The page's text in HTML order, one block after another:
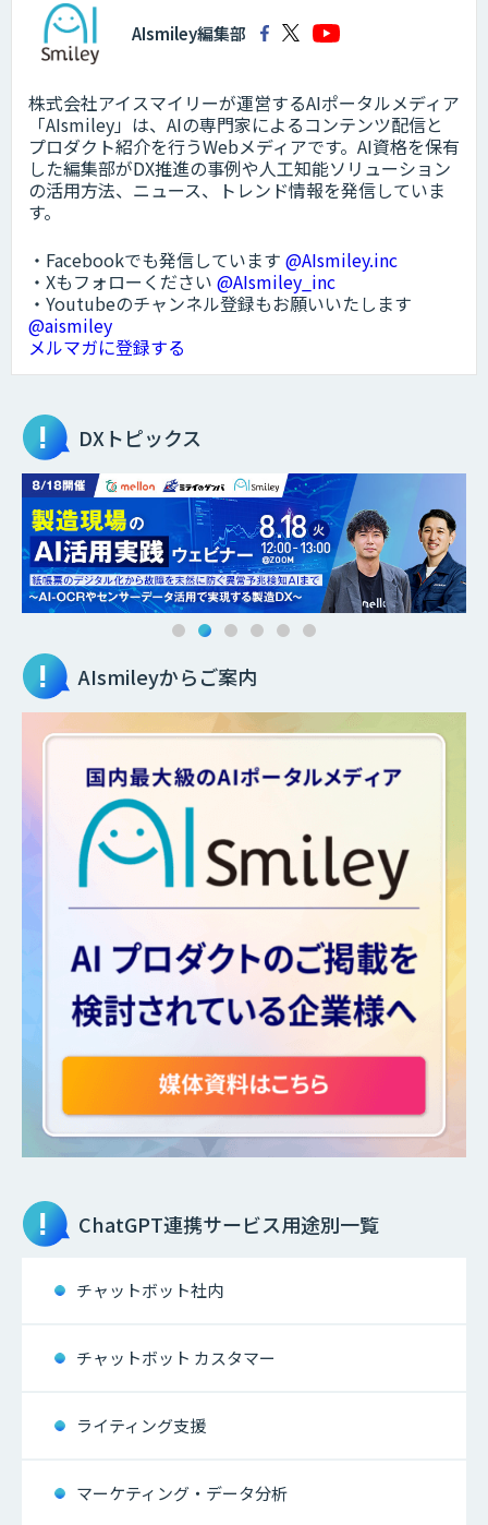
AIsmiley編集部
株式会社アイスマイリーが運営するAIポータルメディア
「AIsmiley」は、AIの専門家によるコンテンツ配信と
プロダクト紹介を行うWebメディアです。AI資格を保有
した編集部がDX推進の事例や人工知能ソリューション
の活用方法、ニュース、トレンド情報を発信していま
す。
・Facebookでも発信しています @AIsmiley.inc
・Xもフォローください @AIsmiley_inc
・Youtubeのチャンネル登録もお願いいたします
@aismiley
メルマガに登録する
DXトピックス
AIsmileyからご案内
ChatGPT連携サービス用途別一覧
チャットボット社内
チャットボット カスタマー
ライティング支援
マーケティング・データ分析